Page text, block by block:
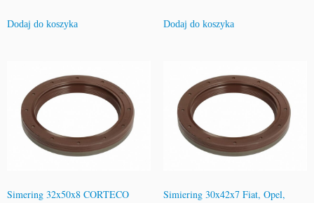
Dodaj do koszyka Dodaj do koszyka
Simering 32x50x8 CORTECO
Simiering 30x42x7 Fiat, Opel,